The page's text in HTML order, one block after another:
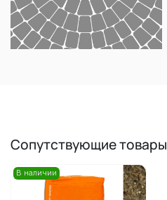
Сопутствующие товары
В наличии